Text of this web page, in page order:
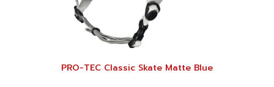
PRO-TEC Classic Skate Matte Blue